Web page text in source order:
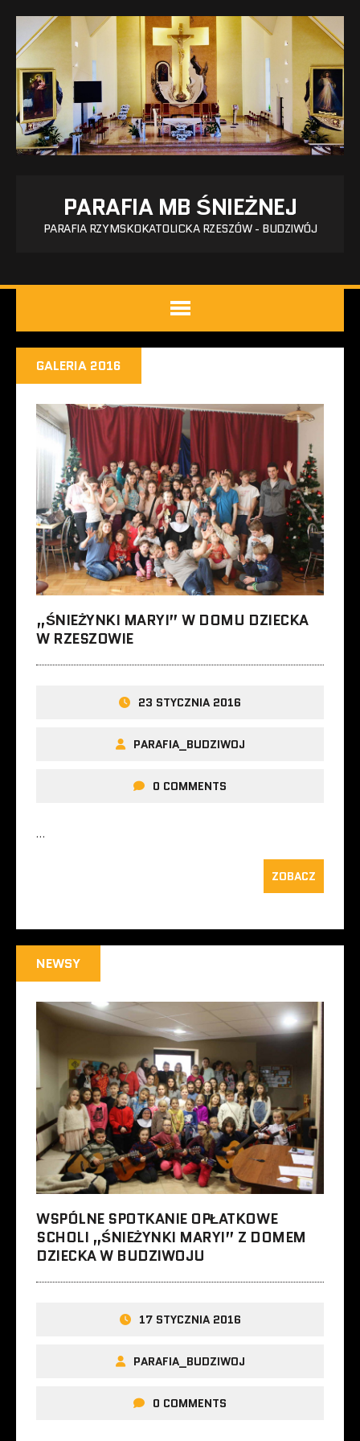
PARAFIA MB ŚNIEŻNEJ
PARAFIA RZYMSKOKATOLICKA RZESZÓW - BUDZIWÓJ
GALERIA 2016
„ŚNIEŻYNKI MARYI” W DOMU DZIECKA
W RZESZOWIE
23 STYCZNIA 2016
PARAFIA_BUDZIWOJ
0 COMMENTS
…
ZOBACZ
NEWSY
WSPÓLNE SPOTKANIE OPŁATKOWE
SCHOLI „ŚNIEŻYNKI MARYI” Z DOMEM
DZIECKA W BUDZIWOJU
17 STYCZNIA 2016
PARAFIA_BUDZIWOJ
0 COMMENTS